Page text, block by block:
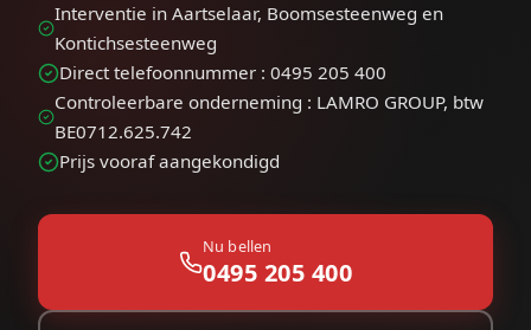
Interventie in Aartselaar, Boomsesteenweg en
Kontichsesteenweg
Direct telefoonnummer : 0495 205 400
Controleerbare onderneming : LAMRO GROUP, btw
BE0712.625.742
Prijs vooraf aangekondigd
Nu bellen
0495 205 400